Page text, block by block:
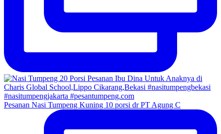
Pesanan Nasi Tumpeng Kuning 10 porsi dr PT Agung C